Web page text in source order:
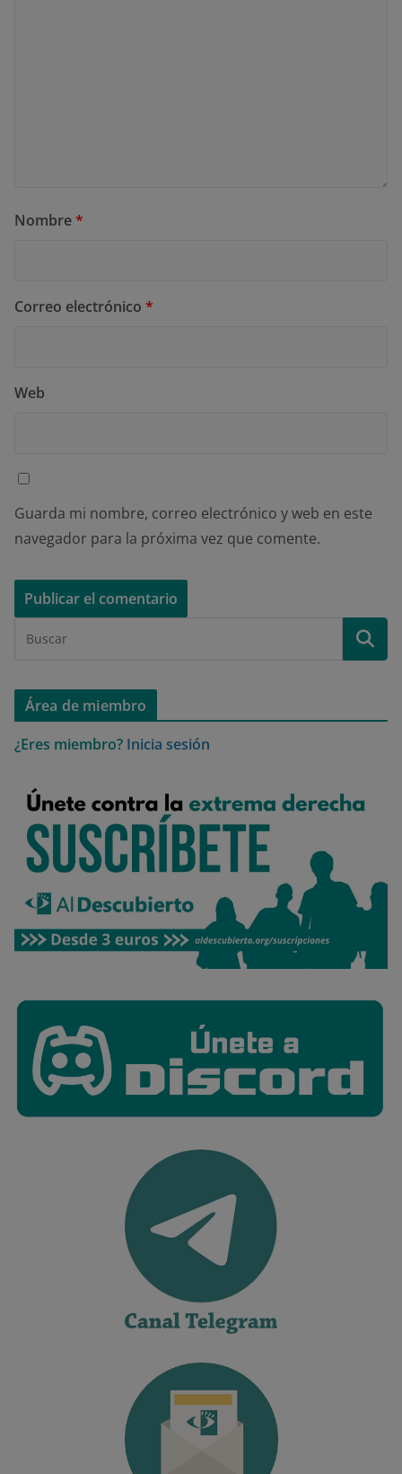
Nombre*
Correo electrónico *
Web
Guarda mi nombre, correo electrónico y web en este
navegador para la próxima vez que comente.
Área de miembro
¿Eres miembro? Inicia sesión